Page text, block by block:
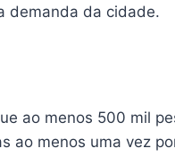
demanda da cidade.
ao menos 500 mil
ao menos uma vez